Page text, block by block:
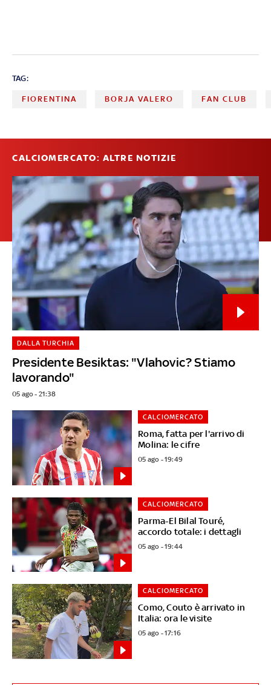
TAG:
FIORENTINA BORJA VALERO FAN CLUB
CALCIOMERCATO: ALTRE NOTIZIE
Presidente Besiktas: "Vlahovic? Stiamo
lavorando"
DALLA TURCHIA
05 ago - 21:38
Roma, fatta per l'arrivo di
Molina: le cifre
CALCIOMERCATO
05 ago - 19:49
Parma-El Bilal Touré,
accordo totale: i dettagli
CALCIOMERCATO
05 ago - 19:44
Como, Couto è arrivato in
Italia: ora le visite
CALCIOMERCATO
05 ago - 17:16